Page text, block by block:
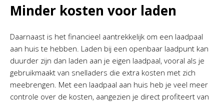
Minder kosten voor laden
Daarnaast is het financieel aantrekkelijk om een laadpaal
aan huis te hebben. Laden bij een openbaar laadpunt kan
duurder zijn dan laden aan je eigen laadpaal, vooral als je
gebruikmaakt van snelladers die extra kosten met zich
meebrengen. Met een laadpaal aan huis heb je veel meer
controle over de kosten, aangezien je direct profiteert van